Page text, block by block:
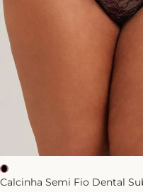
Calcinha Semi Fio Dental